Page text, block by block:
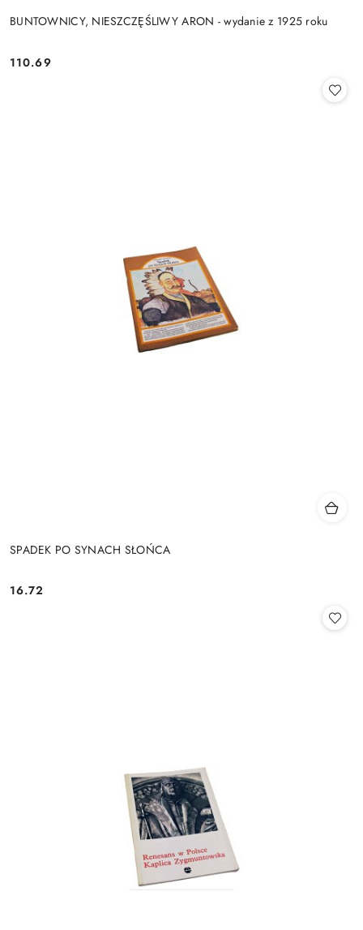
BUNTOWNICY, NIESZCZĘŚLIWY ARON - wydanie z 1925 roku
Cena:
110.69
SPADEK PO SYNACH SŁOŃCA
Cena:
16.72